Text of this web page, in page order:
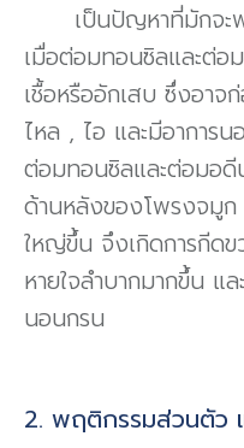
เป็นปัญหาที่มักจะ
เมื่อต่อมทอนซิลและต่อ
เชื้อหรืออักเสบ ซึ่งอาจ
ไหล , ไอ และมีอาการ
ต่อมทอนซิลและต่อมอ
ด้านหลังของโพรงจมูก
ใหญ่ขึ้น จึงเกิดการกีดข
หายใจลำบากมากขึ้น แ
นอนกรน
2. พฤติกรรมส่วนตัว